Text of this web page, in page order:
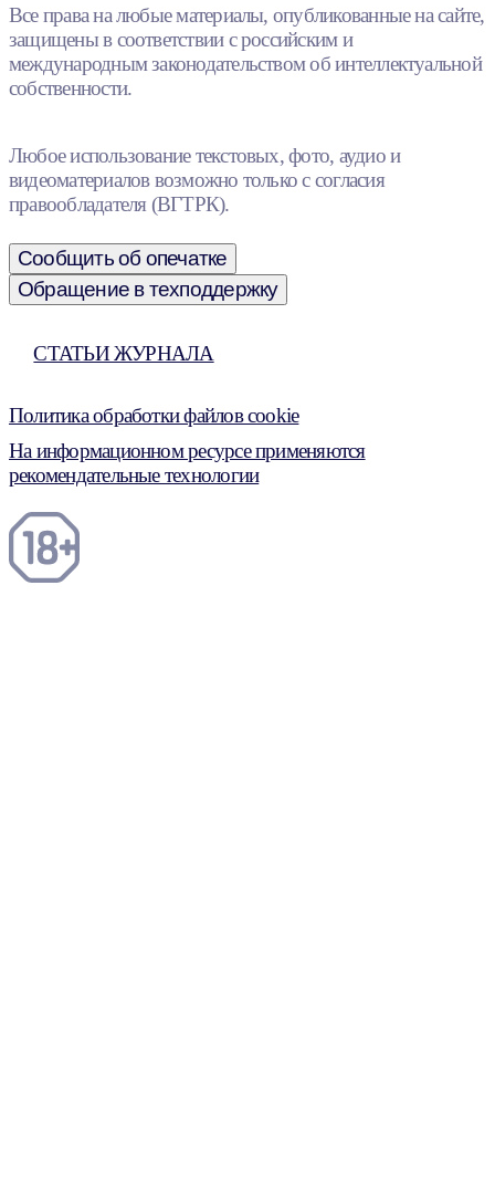
Все права на любые материалы, опубликованные на сайте,
защищены в соответствии с российским и
международным законодательством об интеллектуальной
собственности.
Любое использование текстовых, фото, аудио и
видеоматериалов возможно только с согласия
правообладателя (ВГТРК).
Сообщить об опечатке
Обращение в техподдержку
СТАТЬИ ЖУРНАЛА
Политика обработки файлов cookie
На информационном ресурсе применяются
рекомендательные технологии